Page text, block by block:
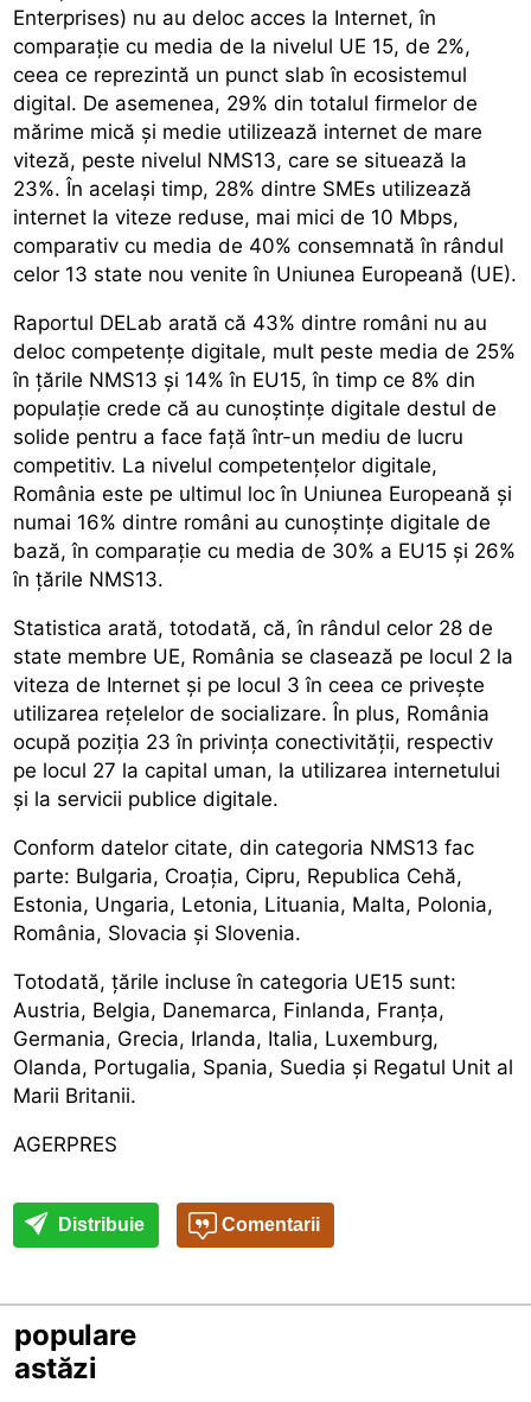
Enterprises) nu au deloc acces la Internet, în
comparație cu media de la nivelul UE 15, de 2%,
ceea ce reprezintă un punct slab în ecosistemul
digital. De asemenea, 29% din totalul firmelor de
mărime mică și medie utilizează internet de mare
viteză, peste nivelul NMS13, care se situează la
23%. În același timp, 28% dintre SMEs utilizează
internet la viteze reduse, mai mici de 10 Mbps,
comparativ cu media de 40% consemnată în rândul
celor 13 state nou venite în Uniunea Europeană (UE).
Raportul DELab arată că 43% dintre români nu au
deloc competențe digitale, mult peste media de 25%
în țările NMS13 și 14% în EU15, în timp ce 8% din
populație crede că au cunoștințe digitale destul de
solide pentru a face față într-un mediu de lucru
competitiv. La nivelul competențelor digitale,
România este pe ultimul loc în Uniunea Europeană și
numai 16% dintre români au cunoștințe digitale de
bază, în comparație cu media de 30% a EU15 și 26%
în țările NMS13.
Statistica arată, totodată, că, în rândul celor 28 de
state membre UE, România se clasează pe locul 2 la
viteza de Internet și pe locul 3 în ceea ce privește
utilizarea rețelelor de socializare. În plus, România
ocupă poziția 23 în privința conectivității, respectiv
pe locul 27 la capital uman, la utilizarea internetului
și la servicii publice digitale.
Conform datelor citate, din categoria NMS13 fac
parte: Bulgaria, Croația, Cipru, Republica Cehă,
Estonia, Ungaria, Letonia, Lituania, Malta, Polonia,
România, Slovacia și Slovenia.
Totodată, țările incluse în categoria UE15 sunt:
Austria, Belgia, Danemarca, Finlanda, Franța,
Germania, Grecia, Irlanda, Italia, Luxemburg,
Olanda, Portugalia, Spania, Suedia și Regatul Unit al
Marii Britanii.
AGERPRES
Distribuie Comentarii
populare
astăzi